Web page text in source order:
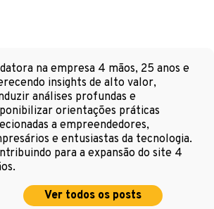
na empresa 4 mãos, 25 anos e
insights de alto valor,
análises profundas e
orientações práticas
a empreendedores,
e entusiastas da tecnologia.
para a expansão do site 4
Ver todos os posts